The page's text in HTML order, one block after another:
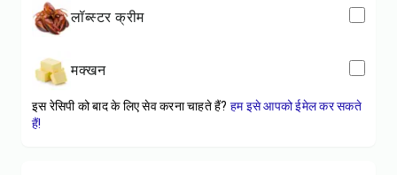
लॉब्स्टर क्रीम
मक्खन
इस रेसिपी को बाद के लिए सेव करना चाहते हैं? हम इसे आपको ईमेल कर सकते
हैं!